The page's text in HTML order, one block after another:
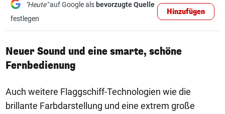
"Heute"auf Google als bevorzugte Quelle
festlegen
Hinzufügen
Neuer Sound und eine smarte, schöne
Fernbedienung
Auch weitere Flaggschiff-Technologien wie die
brillante Farbdarstellung und eine extrem große